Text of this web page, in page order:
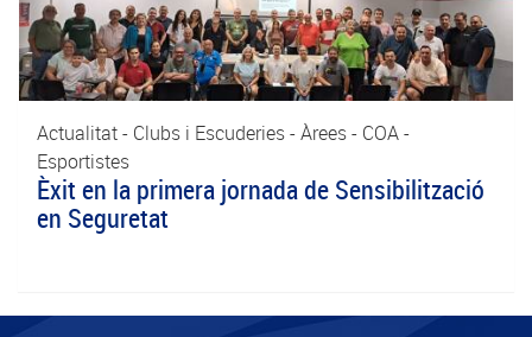
Actualitat - Clubs i Escuderies - Àrees - COA -
Esportistes
Èxit en la primera jornada de Sensibilització
en Seguretat